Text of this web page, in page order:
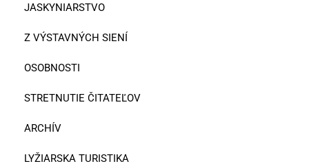
JASKYNIARSTVO
Z VÝSTAVNÝCH SIENÍ
OSOBNOSTI
STRETNUTIE ČITATEĽOV
ARCHÍV
LYŽIARSKA TURISTIKA